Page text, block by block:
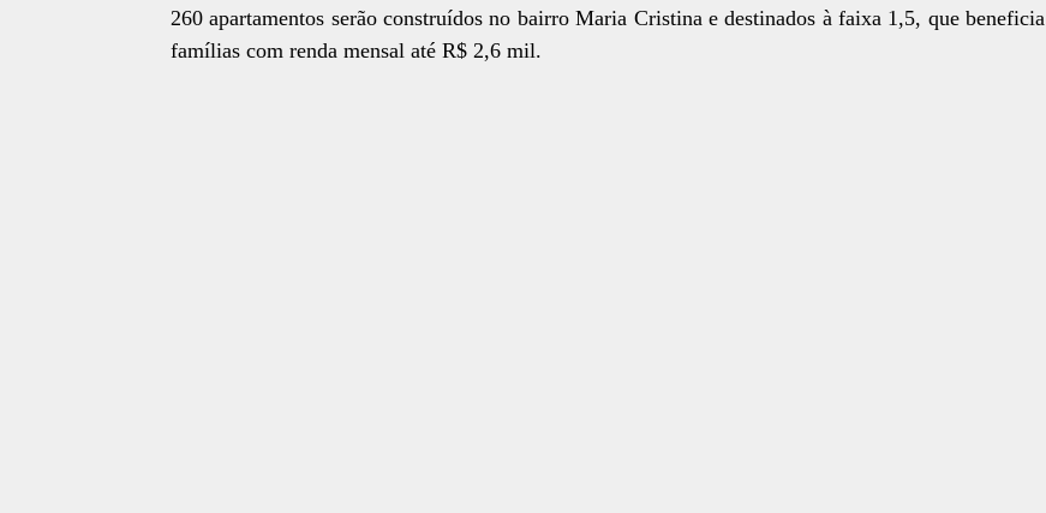
260 apartamentos serão construídos no bairro Maria Cristina e destinados à faixa 1,5, que beneficia
famílias com renda mensal até R$ 2,6 mil.